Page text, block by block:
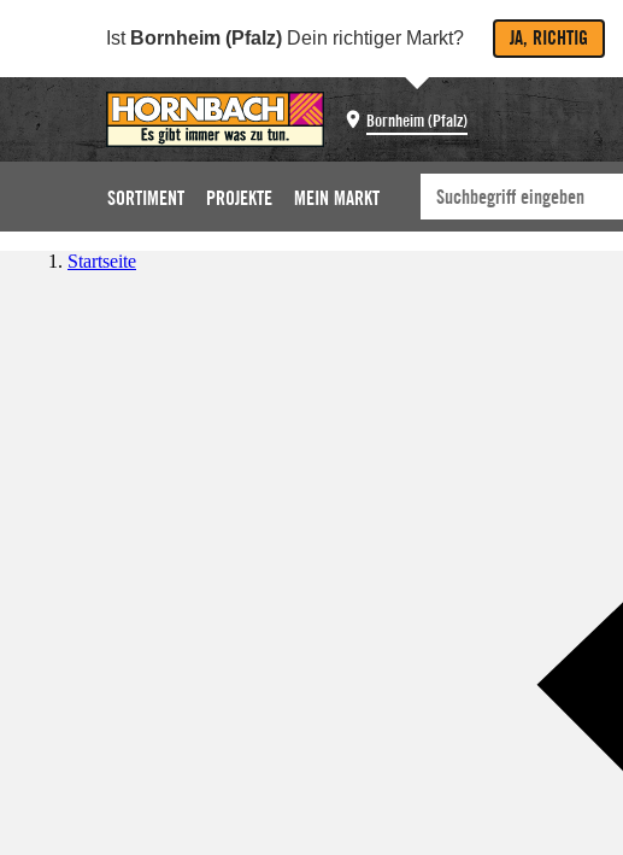
Ist Bornheim (Pfalz) Dein richtiger Markt? JA, RICHTIG
Bornheim (Pfalz)
SORTIMENT PROJEKTE MEIN MARKT
Startseite